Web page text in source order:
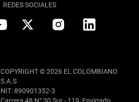
REDES SOCIALES
COPYRIGHT © 2026 EL COLOMBIANO
S.A.S
NIT: 890901352-3